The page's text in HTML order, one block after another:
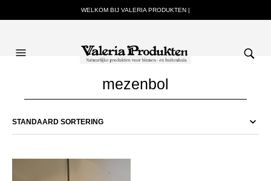
WELKOM BIJ VALERIA PRODUKTEN |
mezenbol